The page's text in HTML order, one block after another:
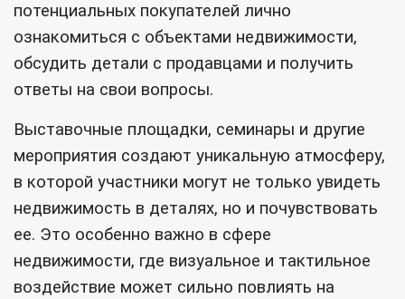
потенциальных покупателей лично
ознакомиться с объектами недвижимости,
обсудить детали с продавцами и получить
ответы на свои вопросы.
Выставочные площадки, семинары и другие
мероприятия создают уникальную атмосферу,
в которой участники могут не только увидеть
недвижимость в деталях, но и почувствовать
ее. Это особенно важно в сфере
недвижимости, где визуальное и тактильное
воздействие может сильно повлиять на